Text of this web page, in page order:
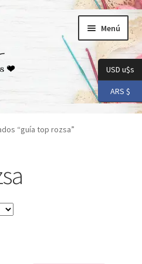
Menú
“guía top rozsa”
USD u$s
ARS $